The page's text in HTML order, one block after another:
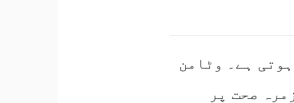
ہے۔ وٹامن
صحت پر